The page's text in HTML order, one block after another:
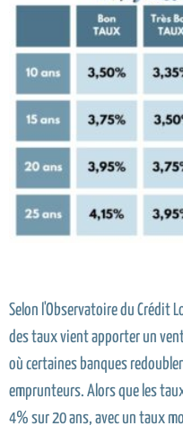
Selon l'Observatoire du Crédit
des taux vient apporter un
où certaines banques
emprunteurs. Alors que les
4% sur 20 ans, avec un taux